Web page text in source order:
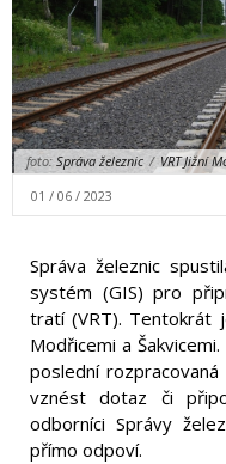
foto: Správa železnic / VRT Jižní
01 / 06 / 2023
Správa železnic
systém (GIS) pro
tratí (VRT). Tentokrát
Modřicemi a
poslední
vznést dotaz či
odborníci Správy
přímo odpoví.